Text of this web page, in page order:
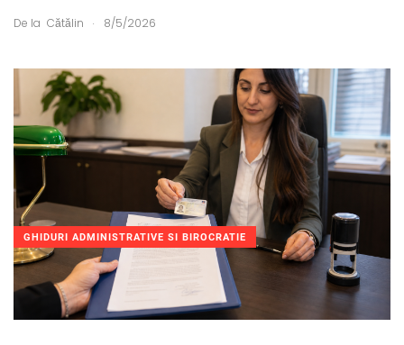
De la Cătălin . 8/5/2026
GHIDURI ADMINISTRATIVE SI BIROCRATIE